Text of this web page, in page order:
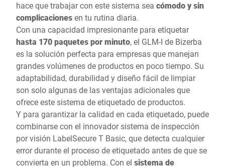
hace que trabajar con este sistema sea cómodo y sin
complicacionesen tu rutina diaria.
Con una capacidad impresionante para etiquetar
hasta 170 paquetes por minuto, el GLM-I de Bizerba
es la solución perfecta para empresas que manejan
grandes volúmenes de productos en poco tiempo. Su
adaptabilidad, durabilidad y diseño fácil de limpiar
son solo algunas de las ventajas adicionales que
ofrece este sistema de etiquetado de productos.
Y para garantizar la calidad en cada etiquetado, puede
combinarse con el innovadorsistema de inspección
por visión LabelSecure T Basic, que detecta cualquier
error durante el proceso de etiquetado antes de que se
convierta en un problema. Con el sistema de